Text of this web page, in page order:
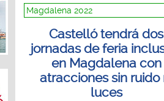
Magdalena 2022
Castelló tendrá dos
jornadas de feria
en Magdalena con
atracciones sin ruido
luces